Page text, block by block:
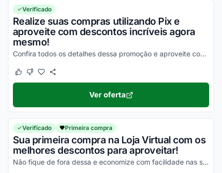
Verificado
Realize suas compras utilizando Pix e
aproveite com descontos incríveis agora
mesmo!
Confira todos os detalhes dessa promoção e aproveite com as melhores vantagens!
Este cupom funcionou
Este cupom não funcionou
Ver oferta
Verificado Primeira compra
Sua primeira compra na Loja Virtual com os
melhores descontos para aproveitar!
Não fique de fora dessa e economize com facilidade nas suas compras!